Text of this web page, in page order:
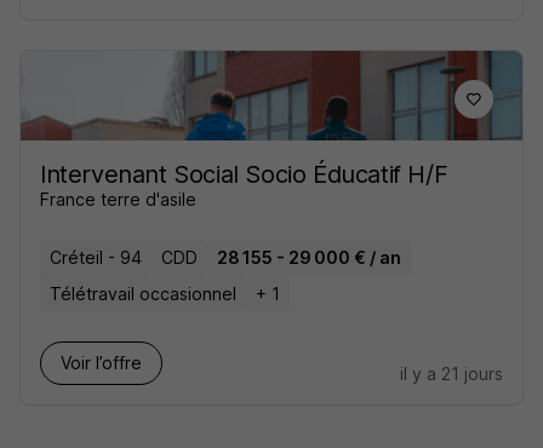
Intervenant Social Socio Éducatif H/F
France terre d'asile
Créteil - 94 CDD
28 155 - 29 000 € / an
Télétravail occasionnel
+ 1
Voir l’offre
il y a 21 jours